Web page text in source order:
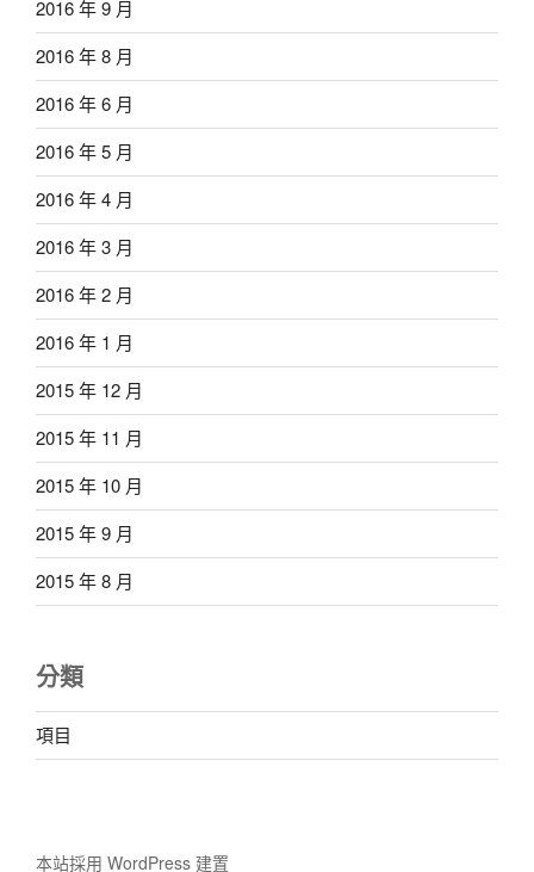
2016 年 9 月
2016 年 8 月
2016 年 6 月
2016 年 5 月
2016 年 4 月
2016 年 3 月
2016 年 2 月
2016 年 1 月
2015 年 12 月
2015 年 11 月
2015 年 10 月
2015 年 9 月
2015 年 8 月
分類
項目
本站採用 WordPress 建置